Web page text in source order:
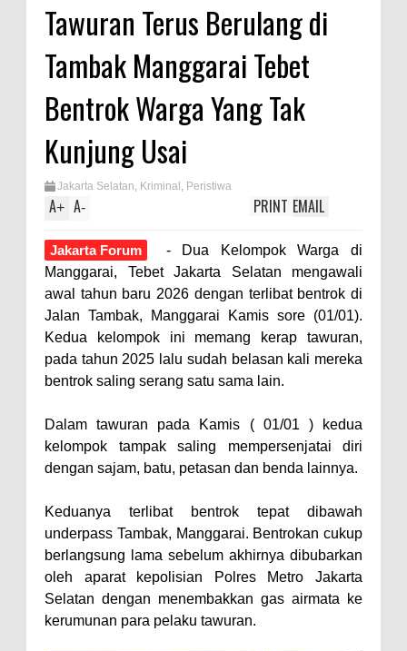
Tawuran Terus Berulang di
Tambak Manggarai Tebet
Bentrok Warga Yang Tak
Kunjung Usai
Jakarta Selatan, Kriminal , Peristiwa
A+ A- EMAIL
PRINT
Jakarta Forum
- Dua Kelompok Warga di
Manggarai, Tebet Jakarta Selatan mengawali
awal tahun baru 2026 dengan terlibat bentrok di
Jalan Tambak, Manggarai Kamis sore (01/01).
Kedua kelompok ini memang kerap tawuran,
pada tahun 2025 lalu sudah belasan kali mereka
bentrok saling serang satu sama lain.
Dalam tawuran pada Kamis ( 01/01 ) kedua
kelompok tampak saling mempersenjatai diri
dengan sajam, batu, petasan dan benda lainnya.
Keduanya terlibat bentrok tepat dibawah
underpass Tambak, Manggarai. Bentrokan cukup
berlangsung lama sebelum akhirnya dibubarkan
oleh aparat kepolisian Polres Metro Jakarta
Selatan dengan menembakkan gas airmata ke
kerumunan para pelaku tawuran.